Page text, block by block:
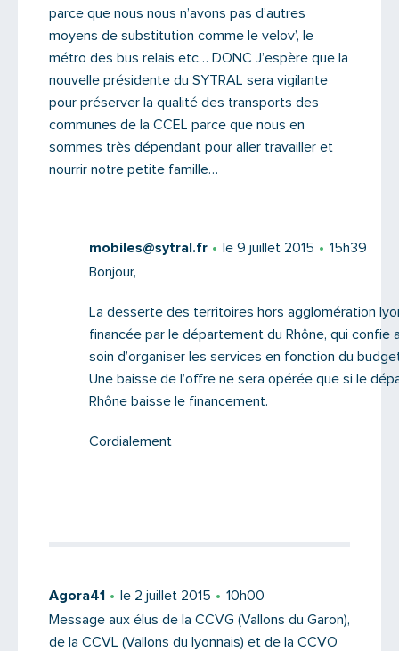
parce que nous nous n’avons pas d’autres
moyens de substitution comme le velov’, le
métro des bus relais etc… DONC J’espère que la
nouvelle présidente du SYTRAL sera vigilante
pour préserver la qualité des transports des
communes de la CCEL parce que nous en
sommes très dépendant pour aller travailler et
nourrir notre petite famille…
mobiles@sytral.fr le 9 juillet 2015
15h39
Bonjour,
La desserte des territoires hors agglomération
financée par le département du Rhône, qui confie
soin d’organiser les services en fonction du
Une baisse de l’offre ne sera opérée que si le
Rhône baisse le financement.
Cordialement
Agora41 le 2 juillet 2015
10h00
Message aux élus de la CCVG (Vallons du Garon),
de la CCVL (Vallons du lyonnais) et de la CCVO